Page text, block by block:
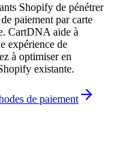
Shopify de pénétrer
paiement par carte
CartDNA aide à
expérience de
à optimiser en
existante.
de paiement